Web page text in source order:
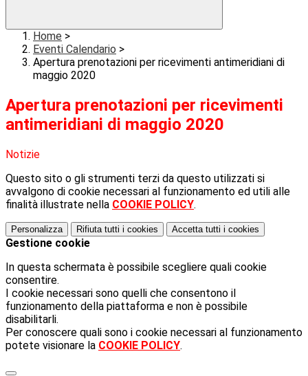
Home >
Eventi Calendario >
Apertura prenotazioni per ricevimenti antimeridiani di
maggio 2020
Apertura prenotazioni per ricevimenti
antimeridiani di maggio 2020
Notizie
Questo sito o gli strumenti terzi da questo utilizzati si
avvalgono di cookie necessari al funzionamento ed utili alle
finalità illustrate nella COOKIE POLICY.
Personalizza Rifiuta tutti i cookies Accetta tutti i cookies
Gestione cookie
In questa schermata è possibile scegliere quali cookie
consentire.
I cookie necessari sono quelli che consentono il
funzionamento della piattaforma e non è possibile
disabilitarli.
Per conoscere quali sono i cookie necessari al funzionamento
potete visionare la COOKIE POLICY.